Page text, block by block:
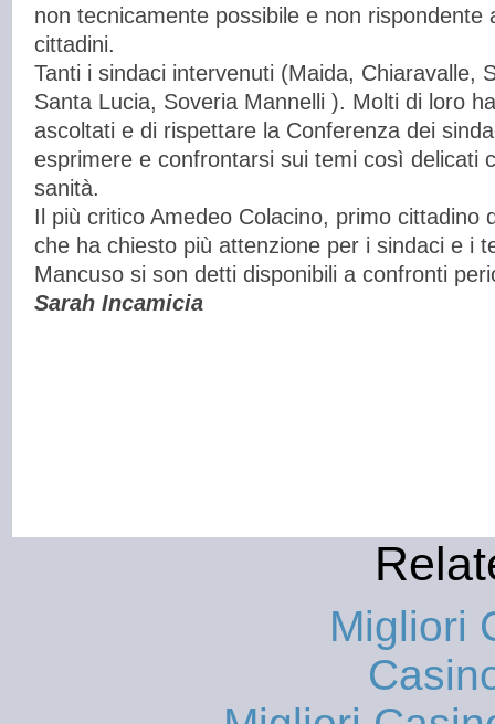
non tecnicamente possibile e non rispondente
cittadini.
Tanti i sindaci intervenuti (Maida, Chiaravalle,
Santa Lucia, Soveria Mannelli ). Molti di loro
ascoltati e di rispettare la Conferenza dei
esprimere e confrontarsi sui temi così delicati
sanità.
Il più critico Amedeo Colacino, primo cittadino
che ha chiesto più attenzione per i sindaci e i
Mancuso si son detti disponibili a confronti
Sarah Incamicia
Migliori